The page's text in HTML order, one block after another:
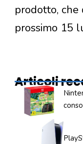
prodotto,
prossimo 15
Articoli